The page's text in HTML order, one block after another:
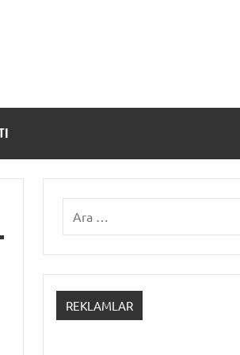
REKLAMLAR